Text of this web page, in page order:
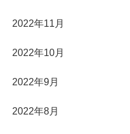
2022年11月
2022年10月
2022年9月
2022年8月